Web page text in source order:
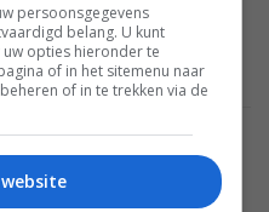
30 APRIL 2026
Integrated Amplifier en
het leven en dagelijks
REVIEWS
AUDIO
23 APRIL 2026
1.1 – Nederlandse
persoonsgegevens
belang. U kunt
opties hieronder te
of in het sitemenu naar
of in te trekken via de